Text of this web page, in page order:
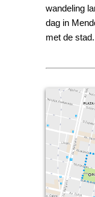
wandeling
dag in
met de stad.